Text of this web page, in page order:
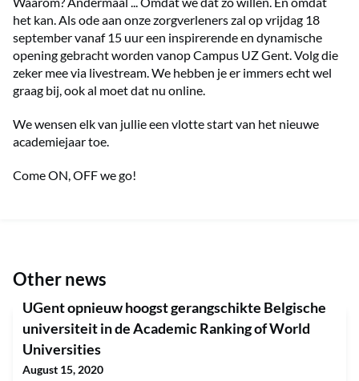
het kan. Als ode aan onze zorgverleners zal op vrijdag 18
september vanaf 15 uur een inspirerende en dynamische
opening gebracht worden vanop Campus UZ Gent. Volg die
zeker mee via livestream. We hebben je er immers echt wel
graag bij, ook al moet dat nu online.
We wensen elk van jullie een vlotte start van het nieuwe
academiejaar toe.
Come ON, OFF we go!
Other news
UGent opnieuw hoogst gerangschikte Belgische
universiteit in de Academic Ranking of World
Universities
August 15, 2020